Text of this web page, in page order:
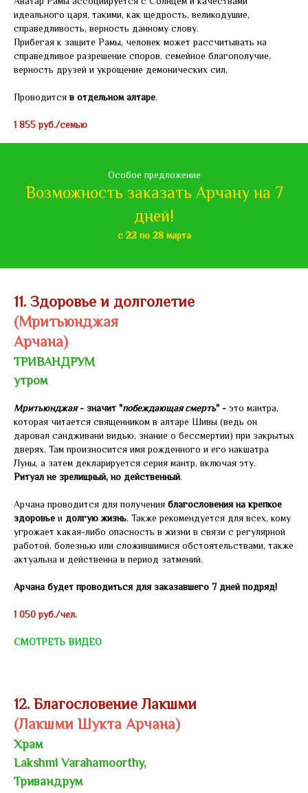
идеального царя, такими, как щедрость, великодушие,
справедливость, верность данному слову.
Прибегая к защите Рамы, человек может рассчитывать на
справедливое разрешение споров, семейное благополучие,
верность друзей и укрощение демонических сил.
Проводитсяв отдельном алтаре.
1 855 руб./семью
Особое предложение
Возможность заказать Арчану на 7
дней!
с 22 по 28 марта
11. Здоровье и долголетие
(Мритьюнджая
Арчана)
ТРИВАНДРУМ
утром
Мритьюнджая- значит "побеждающая смерть" -это мантра,
которая читается священником в алтаре Шивы (ведь он
даровал сандживани видью, знание о бессмертии) при закрытых
дверях. Там произносится имя рожденного и его накшатра
Луны, а затем декларируется серия мантр, включая эту.
Ритуал не зрелищный, но действенный.
Арчана проводится для полученияблагословения на крепкое
здоровьеи долгую жизнь. Также рекомендуется для всех, кому
угрожает какая-либо опасность в жизни в связи с регулярной
работой, болезнью или сложившимися обстоятельствами, также
актуальна и действенна в период затмений.
Арчана будет проводиться для заказавшего 7 дней подряд!
1 050 руб./чел.
СМОТРЕТЬ ВИДЕО
12. Благословение Лакшми
(Лакшми Шукта Арчана)
Храм
Lakshmi Varahamoorthy,
Тривандрум